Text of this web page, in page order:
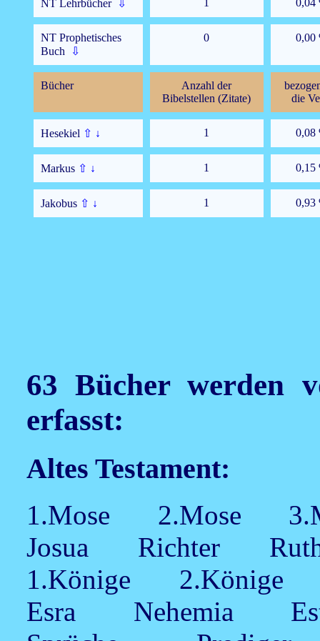
NT Lehrbücher ⇩ 1 0,04
NT Prophetisches
Buch
⇩
0 0,00
Bücher
Anzahl der
Bibelstellen (Zitate)
die
Hesekiel ⇧ ↓ 1 0,08
Markus⇧ ↓ 1 0,15
Jakobus⇧ ↓ 1 0,93
63 Bücher werden
erfasst:
Altes Testament:
1.Mose 2.Mose
Josua Richter
1.Könige
Esra Nehemia